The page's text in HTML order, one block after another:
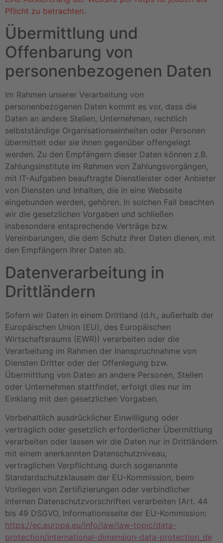
Pflicht zu betrachten.
Übermittlung und
Offenbarung von
personenbezogenen Daten
Im Rahmen unserer Verarbeitung von
personenbezogenen Daten kommt es vor, dass die
Daten an andere Stellen, Unternehmen, rechtlich
selbstständige Organisationseinheiten oder Personen
übermittelt oder sie ihnen gegenüber offengelegt
werden. Zu den Empfängern dieser Daten können z.B.
Zahlungsinstitute im Rahmen von Zahlungsvorgängen,
mit IT-Aufgaben beauftragte Dienstleister oder Anbieter
von Diensten und Inhalten, die in eine Webseite
eingebunden werden, gehören. In solchen Fall beachten
wir die gesetzlichen Vorgaben und schließen
insbesondere entsprechende Verträge bzw.
Vereinbarungen, die dem Schutz Ihrer Daten dienen, mit
den Empfängern Ihrer Daten ab.
Datenverarbeitung in
Drittländern
Sofern wir Daten in einem Drittland (d.h., außerhalb der
Europäischen Union (EU), des Europäischen
Wirtschaftsraums (EWR)) verarbeiten oder die
Verarbeitung im Rahmen der Inanspruchnahme von
Diensten Dritter oder der Offenlegung bzw.
Übermittlung von Daten an andere Personen, Stellen
oder Unternehmen stattfindet, erfolgt dies nur im
Einklang mit den gesetzlichen Vorgaben.
Vorbehaltlich ausdrücklicher Einwilligung oder
vertraglich oder gesetzlich erforderlicher Übermittlung
verarbeiten oder lassen wir die Daten nur in Drittländern
mit einem anerkannten Datenschutzniveau,
vertraglichen Verpflichtung durch sogenannte
Standardschutzklauseln der EU-Kommission, beim
Vorliegen von Zertifizierungen oder verbindlicher
internen Datenschutzvorschriften verarbeiten (Art. 44
bis 49 DSGVO, Informationsseite der EU-Kommission:
https://ec.europa.eu/info/law/law-topic/data-
protection/international-dimension-data-protection_de